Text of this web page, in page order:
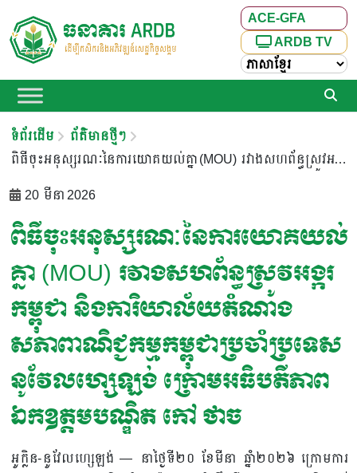
ACE-GFA
ARDB TV
ទំព័រដើម
ព័ត៌មានថ្មីៗ
ពិធីចុះអនុស្សរណៈនៃការយោគយល់គ្នា (MOU) រវាងសហព័ន្ធស្រូវអង្ករកម្ពុជា និងការិយាល័យតំណាងសភាពាណិជ្ជកម្មកម្ពុជាប្រចាំប្រទេសនូវែលហ្សេឡង់ ក្រោមអធិបតីភាព ឯកឧត្តមបណ្ឌិត កៅ ថាច
20 មីនា 2026
ពិធីចុះអនុស្សរណៈនៃការយោគយល់
គ្នា (MOU) រវាងសហព័ន្ធស្រូវអង្ករ
កម្ពុជា និងការិយាល័យតំណាង
សភាពាណិជ្ជកម្មកម្ពុជាប្រចាំប្រទេស
នូវែលហ្សេឡង់ ក្រោមអធិបតីភាព
ឯកឧត្តមបណ្ឌិត កៅ ថាច
អូក្លិន-នូវែលហ្សេឡង់ — នាថ្ងៃទី២០ ខែមីនា ឆ្នាំ២០២៦ ក្រោមការ